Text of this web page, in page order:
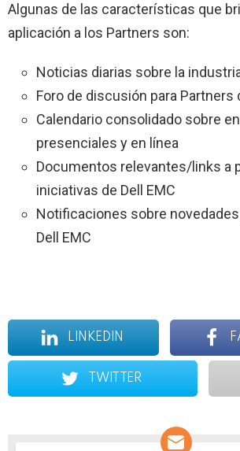
Algunas de las características que
aplicación a los Partners son:
Noticias diarias sobre la
Foro de discusión para Partners
Calendario consolidado sobre
presenciales y en línea
Documentos relevantes/links a
iniciativas de Dell EMC
Notificaciones sobre
Dell EMC
LINKEDIN
TWITTER